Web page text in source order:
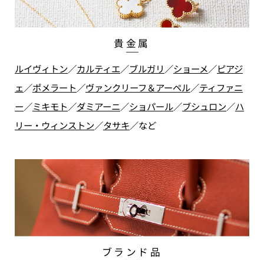
貴金属
ルイヴィトン／カルティエ／ブルガリ ／ショーメ／ピアジ
ェ／ポメラート／ヴァンクリーフ＆アーペル／ティファニ
ー／ミキモト／ダミアーニ／ショパール／ブシュロン／ハ
リー・ウィンストン／タサキ／など
ブランド品